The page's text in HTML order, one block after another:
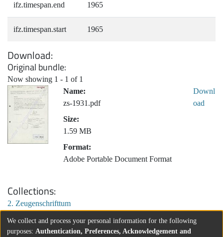
ifz.timespan.end 1965
ifz.timespan.start 1965
Download
Original bundle
Now showing 1 - 1 of 1
Name:
zs-1931.pdf
Size:
1.59 MB
Format:
Adobe Portable Document Format
Downl
oad
Collections
2. Zeugenschrifttum
We collect and process your personal information for the following
purposes: Authentication, Preferences, Acknowledgement and